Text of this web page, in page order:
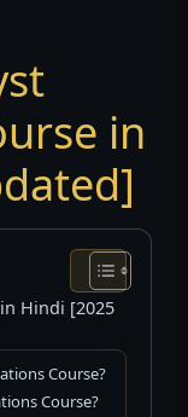
in
Hindi [2025
Course?
Course?